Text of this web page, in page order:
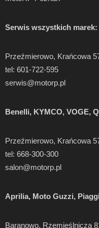
Serwis wszystkich marek:
Przeźmierowo, Krańcowa
tel: 601-722-595
serwis@motorp.pl
Benelli, KYMCO,
Przeźmierowo, Krańcowa
tel: 668-300-300
salon@motorp.pl
Aprilia, Moto Guzzi,
Baranowo, Rzemieślnicza